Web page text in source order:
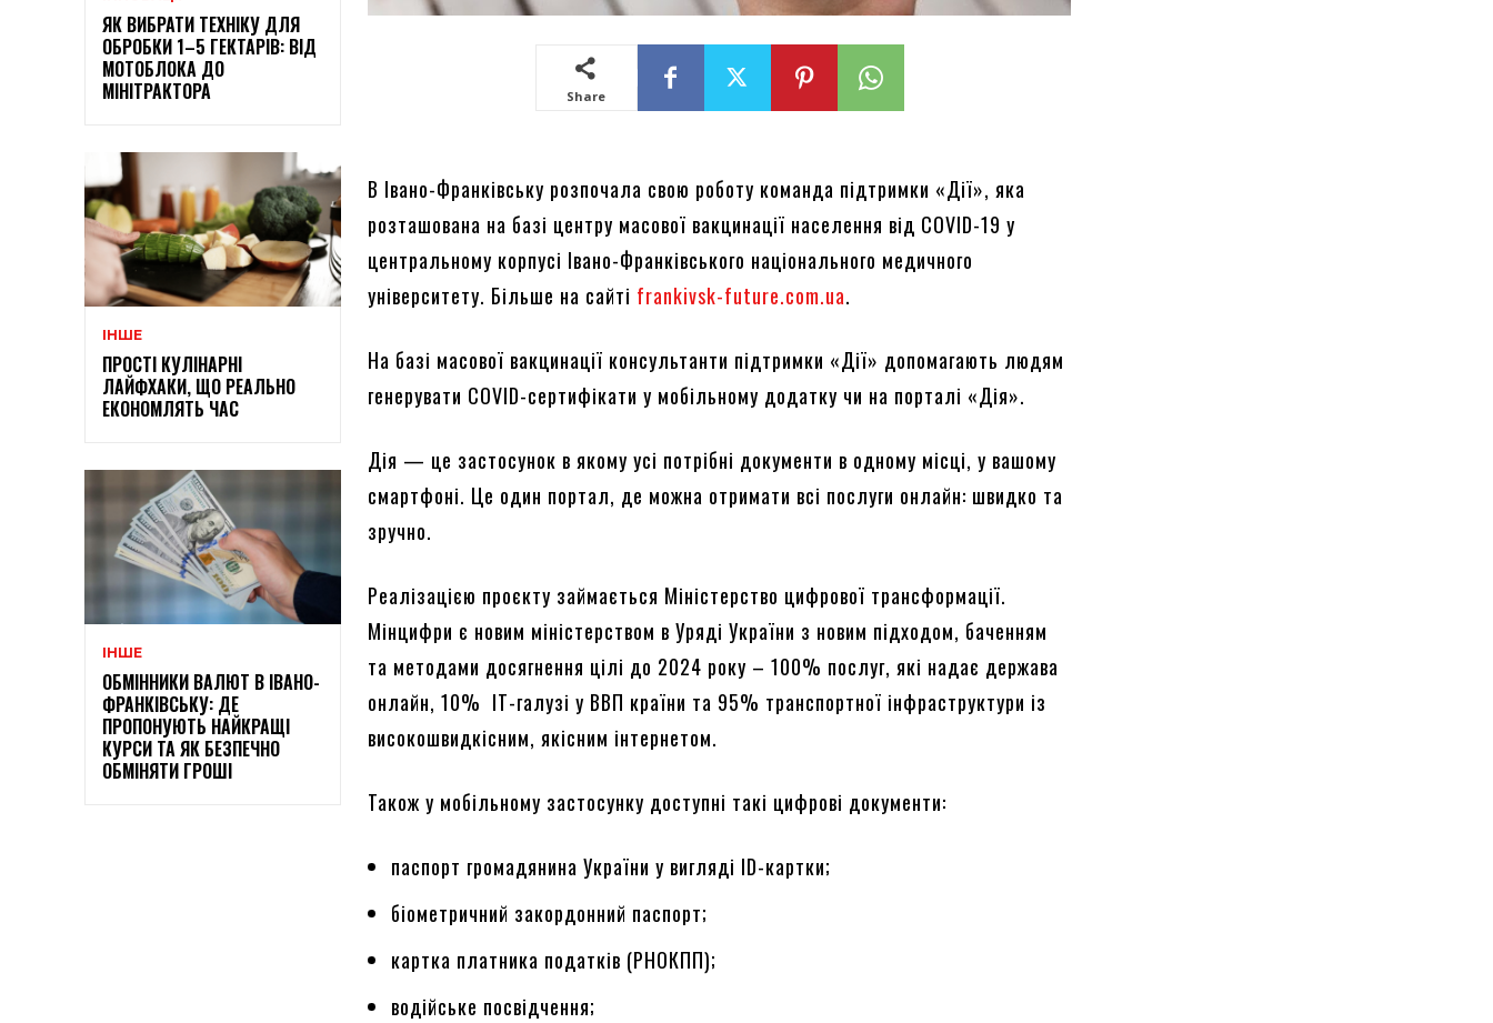
ЯК ВИБРАТИ ТЕХНІКУ ДЛЯ
ОБРОБКИ 1–5 ГЕКТАРІВ: ВІД
МОТОБЛОКА ДО
МІНІТРАКТОРА
ІНШЕ
ПРОСТІ КУЛІНАРНІ
ЛАЙФХАКИ, ЩО РЕАЛЬНО
ЕКОНОМЛЯТЬ ЧАС
ІНШЕ
ОБМІННИКИ ВАЛЮТ В ІВАНО-
ФРАНКІВСЬКУ: ДЕ
ПРОПОНУЮТЬ НАЙКРАЩІ
КУРСИ ТА ЯК БЕЗПЕЧНО
ОБМІНЯТИ ГРОШІ
Share
В Івано-Франківську розпочала свою роботу команда підтримки «Дії», яка
розташована на базі центру масової вакцинації населення від СOVID-19 у
центральному корпусі Івано-Франківського національного медичного
університету. Більше на сайті frankivsk-future.com.ua.
На базі масової вакцинації консультанти підтримки «Дії» допомагають людям
генерувати COVID-сертифікати у мобільному додатку чи на порталі «Дія».
Дія — це застосунок в якому усі потрібні документи в одному місці, у вашому
смартфоні. Це один портал, де можна отримати всі послуги онлайн: швидко та
зручно.
Реалізацією проєкту займається Міністерство цифрової трансформації.
Мінцифри є новим міністерством в Уряді України з новим підходом, баченням
та методами досягнення цілі до 2024 року – 100% послуг, які надає держава
онлайн, 10% ІТ-галузі у ВВП країни та 95% транспортної інфраструктури із
високошвидкісним, якісним інтернетом.
Також у мобільному застосунку доступні такі цифрові документи:
паспорт громадянина України у вигляді ID-картки;
біометричний закордонний паспорт;
картка платника податків (РНОКПП);
водійське посвідчення;